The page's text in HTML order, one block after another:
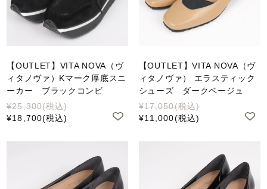
【OUTLET】VITA NOVA（ヴ
ィタノヴァ）Kマーク厚底スニ
ーカー ブラックコンビ
¥25,300(税込)
¥18,700(税込)
【OUTLET】VITA NOVA（ヴ
ィタノヴァ） エラスティック
シューズ ダークベージュ
¥17,050(税込)
¥11,000(税込)